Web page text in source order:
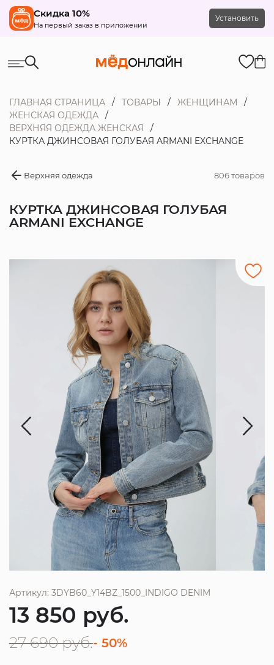
Скидка 10%
На первый заказ в приложении
Установить
ГЛАВНАЯ СТРАНИЦА ТОВАРЫ
ЖЕНЩИНАМ
ЖЕНСКАЯ ОДЕЖДА
ВЕРХНЯЯ ОДЕЖДА ЖЕНСКАЯ
КУРТКА ДЖИНСОВАЯ ГОЛУБАЯ ARMANI EXCHANGE
Верхняя одежда 806 товаров
КУРТКА ДЖИНСОВАЯ ГОЛУБАЯ
ARMANI EXCHANGE
Артикул: 3DYB60_Y14BZ_1500_INDIGO DENIM
13 850 руб.
27 690 руб.- 50%